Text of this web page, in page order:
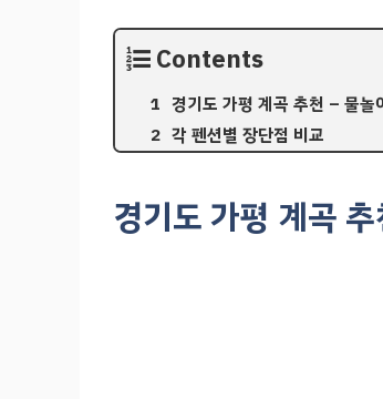
Contents
경기도 가평 계곡 추천 – 물놀
각 펜션별 장단점 비교
경기도 가평 계곡